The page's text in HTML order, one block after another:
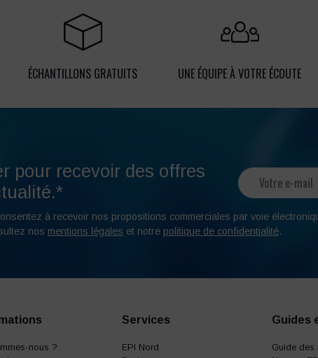
ÉCHANTILLONS GRATUITS UNE ÉQUIPE À VOTRE ÉCOUTE
pour recevoir des offres
à recevoir nos propositions commerciales par voie
nos mentions légales et notre politique de confidentialité.
nous ?
Services
EPI Nord
Guides
Guide des